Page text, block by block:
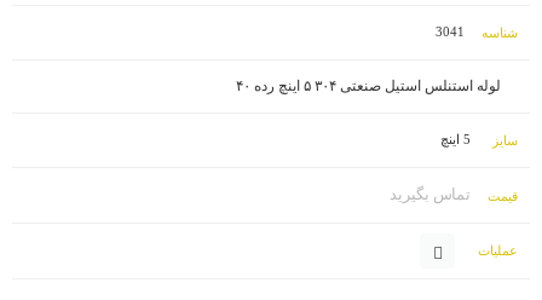
3041
لوله استنلس استیل صنعتی ۳۰۴ ۵ اینچ رده ۴۰
5 اینچ
تماس بگیرید